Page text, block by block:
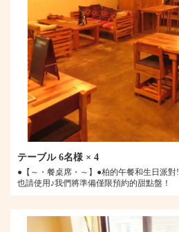
テーブル6名様 × 4
●【～・餐桌席・～】●柏的午餐和生日派
也請使用♪我們將準備僅限預約的甜點盤！